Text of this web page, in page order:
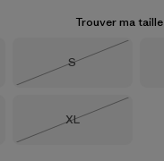
Trouver ma taille
Taille
S
Taille
XL